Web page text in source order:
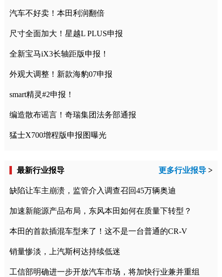
汽车不好卖！本田利润翻倍
尺寸全面加大！星越L PLUS申报
全新宝马iX3长轴距版申报！
外观大调整！新款海豹07申报
smart精灵#2申报！
编造散布谣言！奇瑞集团法务部通报
猛士X700增程版申报图曝光
最新行业报导 更多行业报导 >
缺陷让车主崩溃，监管介入调查召回45万辆奥迪
加速新能源产品布局，东风本田如何在质量下转型？
本田的首款插混车型来了！这不是一台普通的CR-V
销量惨淡，上汽斯柯达持续低迷
工信部明确进一步开放汽车市场，将加快行业兼并重组